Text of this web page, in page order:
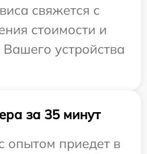
свяжется с
стоимости и
устройства
за 35 минут
опытом приедет в